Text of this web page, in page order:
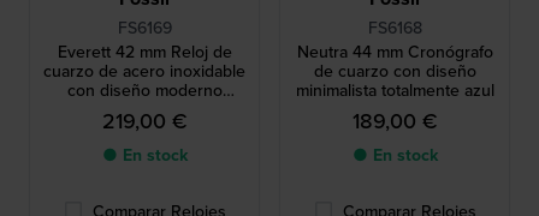
FS6169
Everett 42 mm Reloj de
cuarzo de acero inoxidable
con diseño moderno
totalmente azul
219,00 €
● En stock
Comparar Relojes
FS6168
Neutra 44 mm Cronógrafo
de cuarzo con diseño
minimalista totalmente azul
189,00 €
● En stock
Comparar Relojes